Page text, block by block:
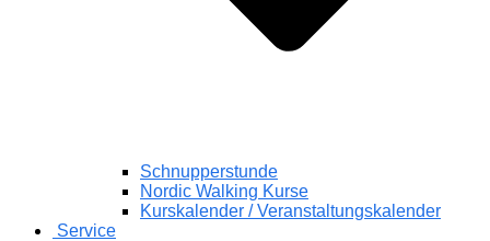
Schnupperstunde
Nordic Walking Kurse
Kurskalender / Veranstaltungskalender
Service